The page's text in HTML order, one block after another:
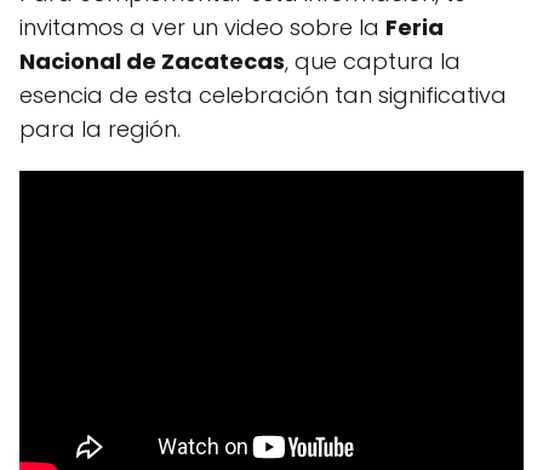
invitamos a ver un video sobre la Feria
Nacional de Zacatecas, que captura la
esencia de esta celebración tan significativa
para la región.